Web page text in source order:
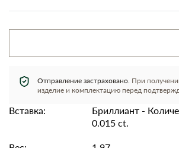
Отправление застраховано. При
изделие и комплектацию перед
Вставка:
Бриллиант -
0.015 ct.